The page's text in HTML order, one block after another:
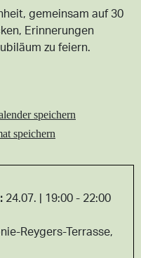
gemeinsam auf 30
Erinnerungen
zu feiern.
speichern
speichern
24.07. | 19:00 - 22:00
Reygers-Terrasse,